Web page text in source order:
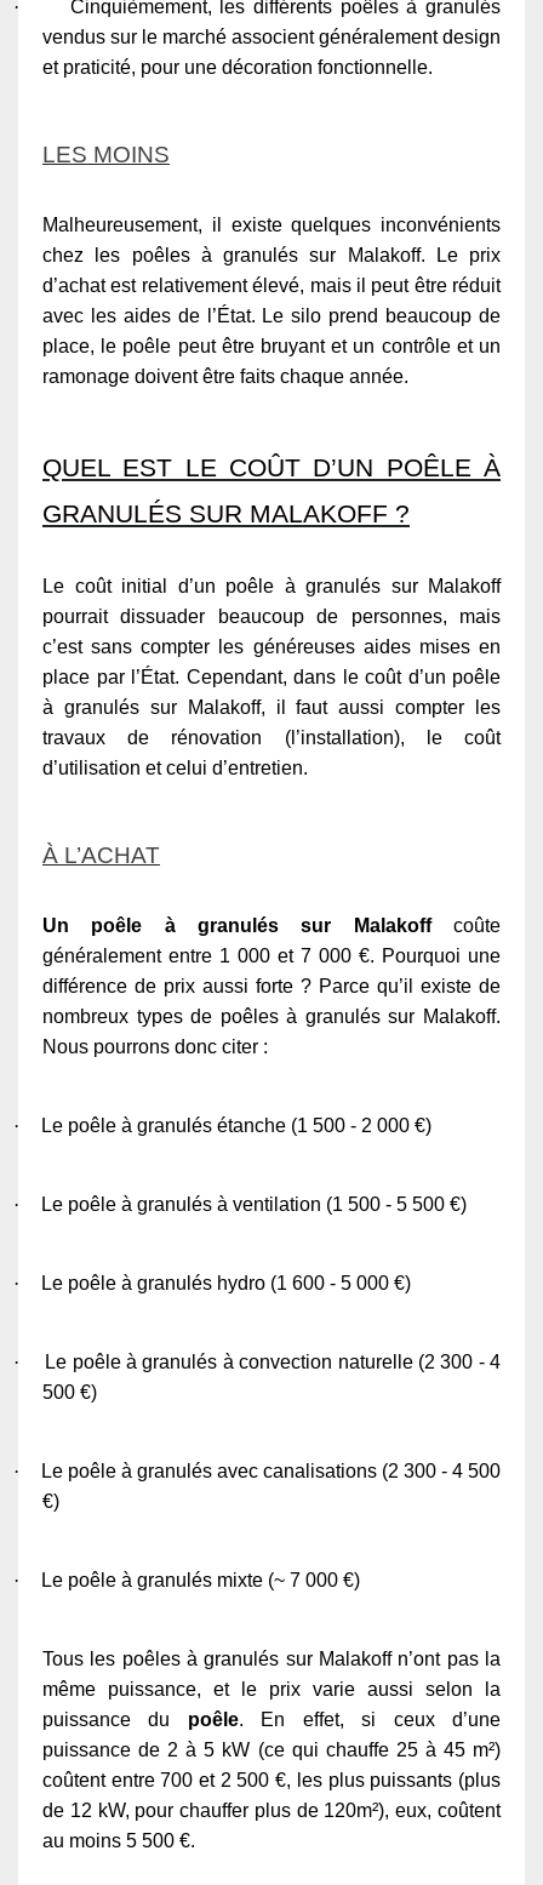
·
Cinquièmement, les différents poêles à granulés
vendus sur le marché associent généralement design
et praticité, pour une décoration fonctionnelle.
LES MOINS
Malheureusement, il existe quelques inconvénients
chez les poêles à granulés sur Malakoff. Le prix
d’achat est relativement élevé, mais il peut être réduit
avec les aides de l’État. Le silo prend beaucoup de
place, le poêle peut être bruyant et un contrôle et un
ramonage doivent être faits chaque année.
QUEL EST LE COÛT D’UN POÊLE À
GRANULÉS SUR MALAKOFF ?
Le coût initial d’un poêle à granulés sur Malakoff
pourrait dissuader beaucoup de personnes, mais
c’est sans compter les généreuses aides mises en
place par l’État. Cependant, dans le coût d’un poêle
à granulés sur Malakoff, il faut aussi compter les
travaux de rénovation (l’installation), le coût
d’utilisation et celui d’entretien.
À L’ACHAT
Un poêle à granulés sur Malakoffcoûte
généralement entre 1 000 et 7 000 €. Pourquoi une
différence de prix aussi forte ? Parce qu’il existe de
nombreux types de poêles à granulés sur Malakoff.
Nous pourrons donc citer :
· Le poêle à granulés étanche (1 500 - 2 000 €)
· Le poêle à granulés à ventilation (1 500 - 5 500 €)
· Le poêle à granulés hydro (1 600 - 5 000 €)
·
Le poêle à granulés à convection naturelle (2 300 - 4
500 €)
·
Le poêle à granulés avec canalisations (2 300 - 4 500
€)
· Le poêle à granulés mixte (~ 7 000 €)
Tous les poêles à granulés sur Malakoff n’ont pas la
même puissance, et le prix varie aussi selon la
puissance du poêle. En effet, si ceux d’une
puissance de 2 à 5 kW (ce qui chauffe 25 à 45 m²)
coûtent entre 700 et 2 500 €, les plus puissants (plus
de 12 kW, pour chauffer plus de 120m²), eux, coûtent
au moins 5 500 €.